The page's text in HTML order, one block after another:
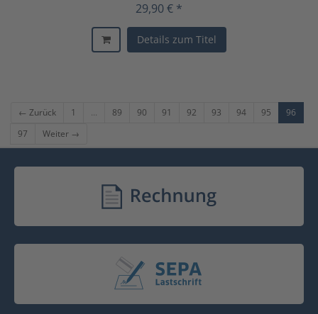
29,90 € *
Details zum Titel
← Zurück 1 ... 89 90 91 92 93 94 95
96
97
Weiter →